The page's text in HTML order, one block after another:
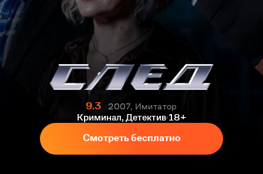
9.3
2007, Имитатор
Криминал, Детектив 18+
Смотреть бесплатно